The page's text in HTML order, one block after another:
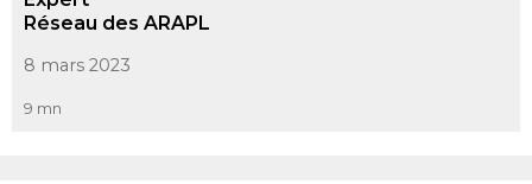
Réseau des ARAPL
8 mars 2023
9 mn